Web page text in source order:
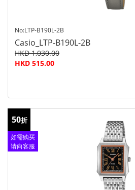
No:LTP-B190L-2B
Casio_LTP-B190L-2B
HKD 1,030.00
HKD 515.00
50折
如需购买
请向客服